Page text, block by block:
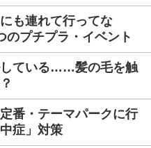
も連れて行ってな
プチプラ・イベント
している……髪の毛を触
番・テーマパークに行
症」対策